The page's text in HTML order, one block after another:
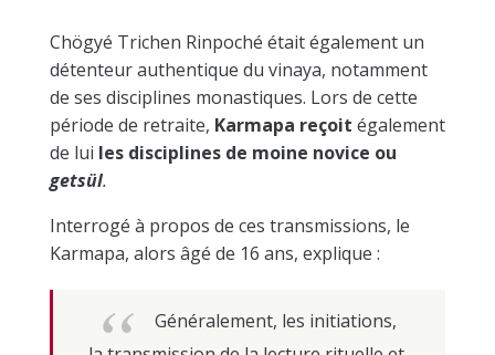
Chögyé Trichen Rinpoché était également un
détenteur authentique du vinaya, notamment
de ses disciplines monastiques. Lors de cette
période de retraite, Karmapa reçoit également
de lui les disciplines de moine novice ou
getsül.
Interrogé à propos de ces transmissions, le
Karmapa, alors âgé de 16 ans, explique :
Généralement, les initiations,